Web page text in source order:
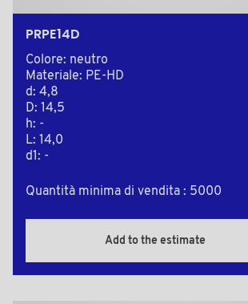
PRPE14D
Colore: neutro
Materiale: PE-HD
d: 4,8
D: 14,5
h: -
L: 14,0
d1: -
Quantità minima di vendita : 5000
Add to the estimate